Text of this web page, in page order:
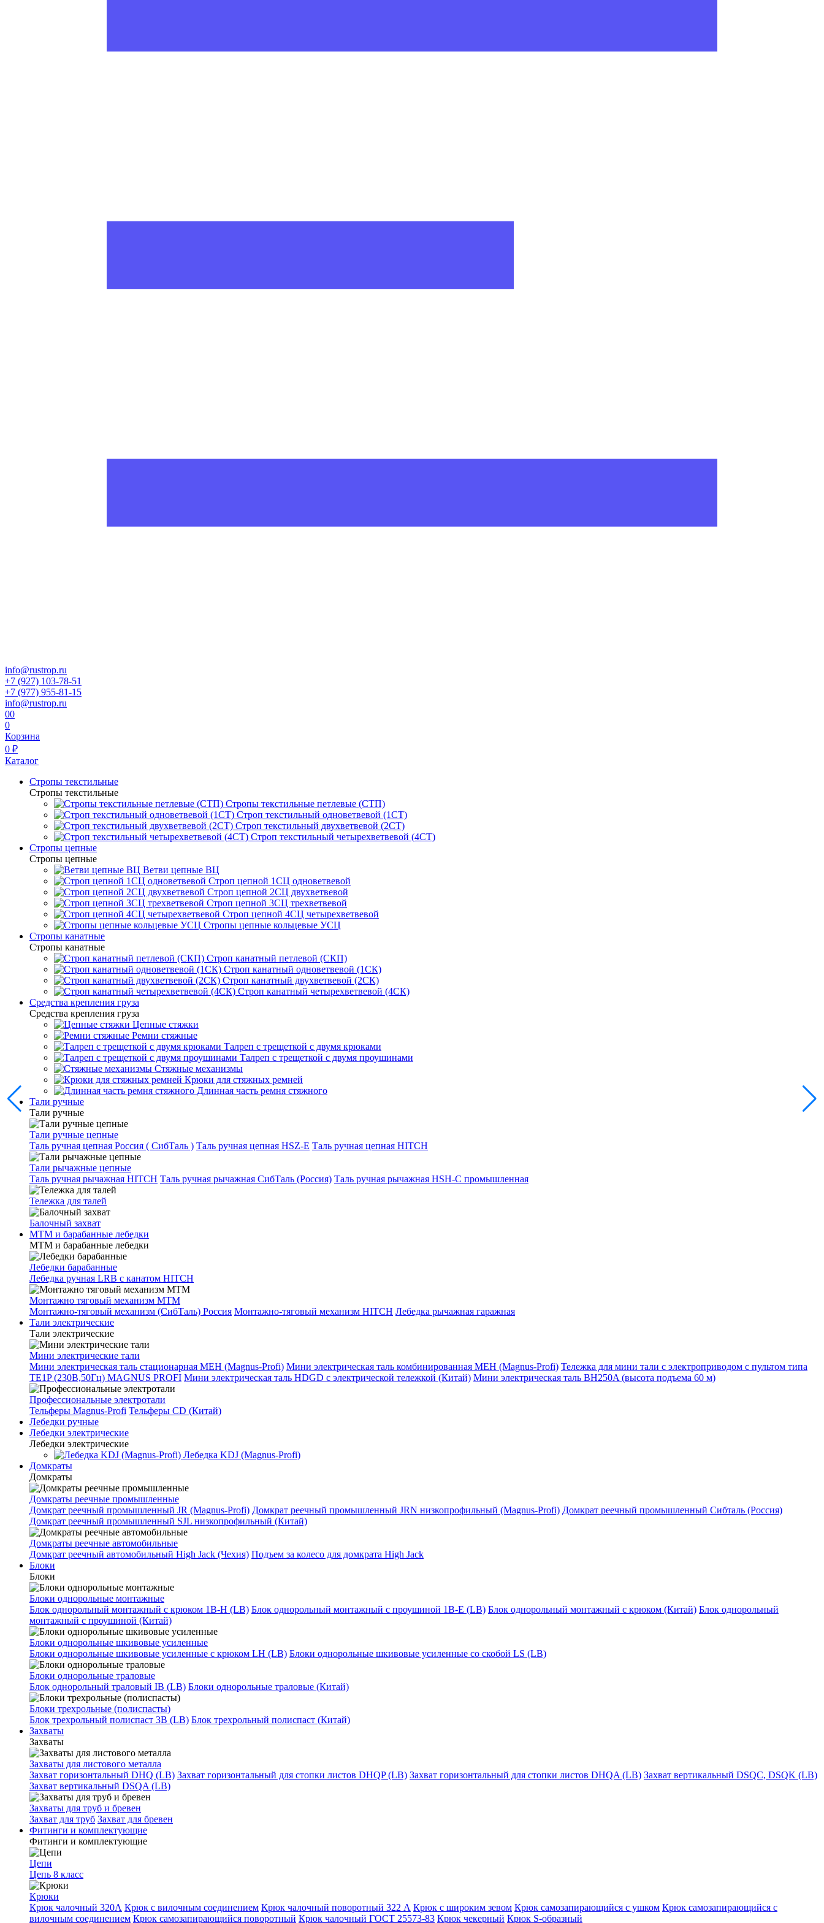
info@rustrop.ru
+7 (927) 103-78-51
+7 (977) 955-81-15
info@rustrop.ru
00
0
Корзина
0 ₽
Каталог
Стропы текстильные
Стропы текстильные
Стропы текстильные петлевые (СТП)
Строп текстильный одноветвевой (1СТ)
Строп текстильный двухветвевой (2СТ)
Строп текстильный четырехветвевой (4СТ)
Стропы цепные
Стропы цепные
Ветви цепные ВЦ
Строп цепной 1СЦ одноветвевой
Строп цепной 2СЦ двухветвевой
Строп цепной 3СЦ трехветвевой
Строп цепной 4СЦ четырехветвевой
Стропы цепные кольцевые УСЦ
Стропы канатные
Стропы канатные
Строп канатный петлевой (СКП)
Строп канатный одноветвевой (1СК)
Строп канатный двухветвевой (2СК)
Строп канатный четырехветвевой (4СК)
Средства крепления груза
Средства крепления груза
Цепные стяжки
Ремни стяжные
Талреп с трещеткой с двумя крюками
Талреп с трещеткой с двумя проушинами
Стяжные механизмы
Крюки для стяжных ремней
Длинная часть ремня стяжного
Тали ручные
Тали ручные
Тали ручные цепные
Таль ручная цепная Россия ( СибТаль ) Таль ручная цепная HSZ-E Таль ручная цепная HITCH
Тали рычажные цепные
Таль ручная рычажная HITCH Таль ручная рычажная СибТаль (Россия) Таль ручная рычажная HSH-C промышленная
Тележка для талей
Балочный захват
МТМ и барабанные лебедки
МТМ и барабанные лебедки
Лебедки барабанные
Лебедка ручная LRB с канатом HITCH
Монтажно тяговый механизм МТМ
Монтажно-тяговый механизм (СибТаль) Россия Монтажно-тяговый механизм HITCH Лебедка рычажная гаражная
Тали электрические
Тали электрические
Мини электрические тали
Мини электрическая таль стационарная МЕН (Magnus-Profi) Мини электрическая таль комбинированная МЕН (Magnus-Profi) Тележка для мини тали с электроприводом с пультом типа
TE1P (230В,50Гц) MAGNUS PROFI Мини электрическая таль HDGD с электрической тележкой (Китай) Мини электрическая таль BH250A (высота подъема 60 м)
Профессиональные электротали
Тельферы Magnus-Profi Тельферы CD (Китай)
Лебедки ручные
Лебедки электрические
Лебедки электрические
Лебедка KDJ (Magnus-Profi)
Домкраты
Домкраты
Домкраты реечные промышленные
Домкрат реечный промышленный JR (Magnus-Profi) Домкрат реечный промышленный JRN низкопрофильный (Magnus-Profi) Домкрат реечный промышленный Сибталь (Россия)
Домкрат реечный промышленный SJL низкопрофильный (Китай)
Домкраты реечные автомобильные
Домкрат реечный автомобильный High Jack (Чехия) Подъем за колесо для домкрата High Jack
Блоки
Блоки
Блоки однорольные монтажные
Блок однорольный монтажный с крюком 1B-H (LB) Блок однорольный монтажный с проушиной 1B-E (LB) Блок однорольный монтажный с крюком (Китай) Блок однорольный
монтажный с проушиной (Китай)
Блоки однорольные шкивовые усиленные
Блоки однорольные шкивовые усиленные с крюком LH (LB) Блоки однорольные шкивовые усиленные со скобой LS (LB)
Блоки однорольные траловые
Блок однорольный траловый IB (LB) Блоки однорольные траловые (Китай)
Блоки трехрольные (полиспасты)
Блок трехрольный полиспаст 3B (LB) Блок трехрольный полиспаст (Китай)
Захваты
Захваты
Захваты для листового металла
Захват горизонтальный DHQ (LB) Захват горизонтальный для стопки листов DHQP (LB) Захват горизонтальный для стопки листов DHQA (LB) Захват вертикальный DSQC, DSQK (LB)
Захват вертикальный DSQA (LB)
Захваты для труб и бревен
Захват для труб Захват для бревен
Фитинги и комплектующие
Фитинги и комплектующие
Цепи
Цепь 8 класс
Крюки
Крюк чалочный 320А Крюк с вилочным соединением Крюк чалочный поворотный 322 А Крюк с широким зевом Крюк самозапирающийся с ушком Крюк самозапирающийся с
вилочным соединением Крюк самозапирающийся поворотный Крюк чалочный ГОСТ 25573-83 Крюк чекерный Крюк S-образный